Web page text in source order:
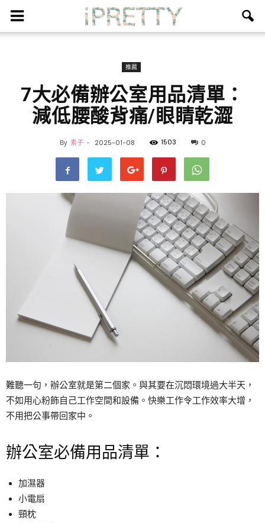
推薦
7大必備辦公室用品清單：
減低腰酸背痛/眼睛乾澀
By 素子 - 2025-01-08 1503 0
難聽一句，辦公室就是第二個家。與其要在沉悶環境過大半天，
不如用心粉飾自己工作空間和設備。快樂工作令工作效率大增，
不用把公事帶回家中。
辦公室必備用品清單：
加濕器
小電扇
頸枕